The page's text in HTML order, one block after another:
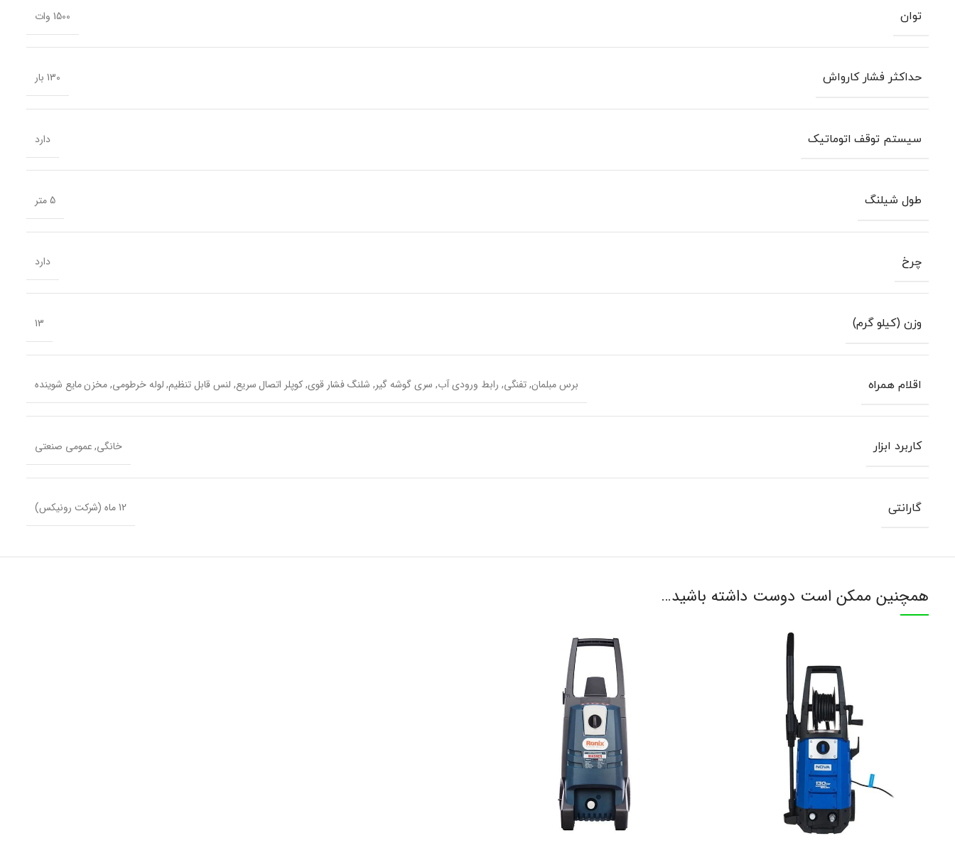
توان 1500 وات
حداکثر فشار کارواش 130 بار
سیستم توقف اتوماتیک دارد
طول شیلنگ 5 متر
چرخ دارد
وزن (کیلو گرم) 13
اقلام همراه برس مبلمان, تفنگی, رابط ورودی آب, سری گوشه گیر, شلنگ فشار قوی, کوپلر اتصال سریع, لنس قابل تنظیم, لوله خرطومی, مخزن مایع شوینده
کاربرد ابزار خانگی, عمومی صنعتی
گارانتی 12 ماه (شرکت رونیکس)
همچنین ممکن است دوست داشته باشید…